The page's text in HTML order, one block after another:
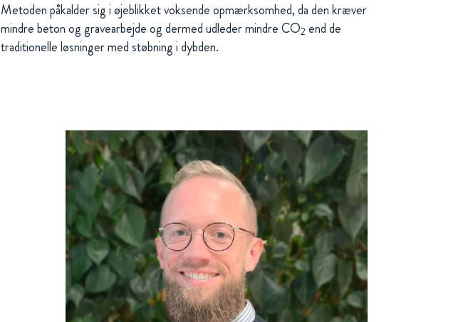
Metoden påkalder sig i øjeblikket voksende opmærksomhed, da den kræver
mindre beton og gravearbejde og dermed udleder mindre CO2 end de
traditionelle løsninger med støbning i dybden.